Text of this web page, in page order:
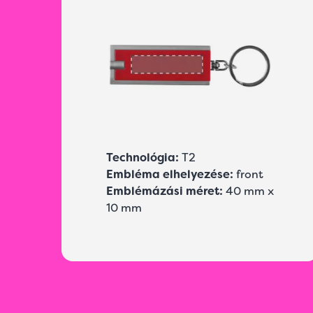
Technológia: T2
Embléma elhelyezése: front
Emblémázási méret: 40 mm x
10 mm